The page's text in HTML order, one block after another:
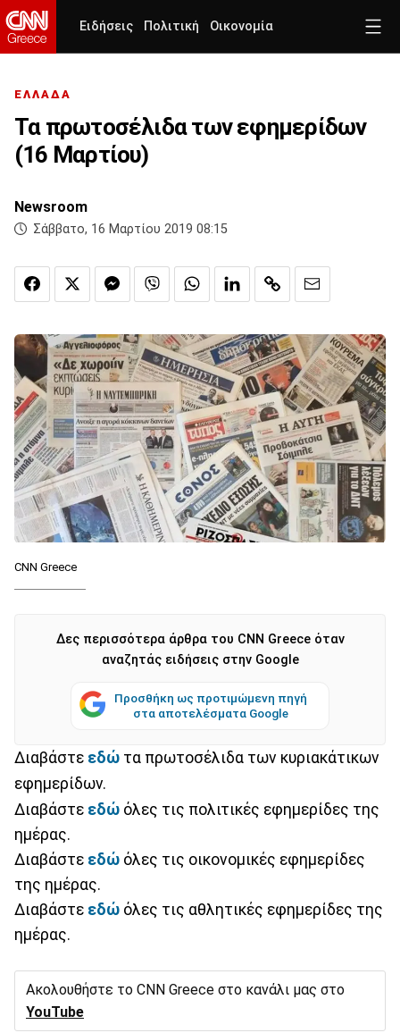
Ειδήσεις Πολιτική Οικονομία
ΕΛΛΑΔΑ
Τα πρωτοσέλιδα των εφημερίδων
(16 Μαρτίου)
Newsroom
Σάββατο, 16 Μαρτίου 2019 08:15
CNN Greece
Δες περισσότερα άρθρα του CNN Greece όταν
αναζητάς ειδήσεις στην Google
Προσθήκη ως προτιμώμενη πηγή
στα αποτελέσματα Google
Διαβάστε εδώ τα πρωτοσέλιδα των κυριακάτικων
εφημερίδων.
Διαβάστε εδώ όλες τις πολιτικές εφημερίδες της
ημέρας.
Διαβάστε εδώ όλες τις οικονομικές εφημερίδες
της ημέρας.
Διαβάστε εδώ όλες τις αθλητικές εφημερίδες της
ημέρας.
Ακολουθήστε το CNN Greece στο κανάλι μας στο
YouTube